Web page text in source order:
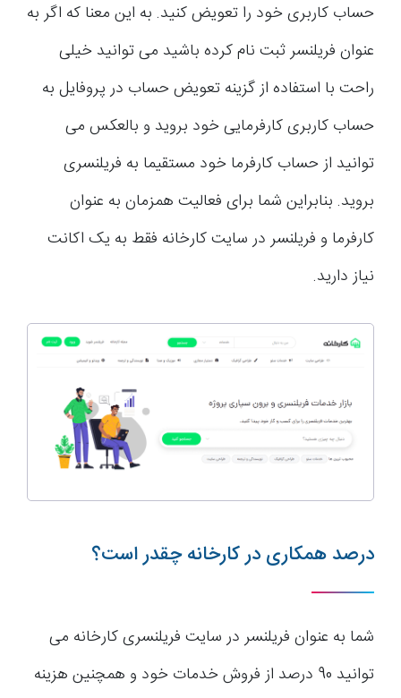
حساب کاربری خود را تعویض کنید. به این معنا که اگر به
عنوان فریلنسر ثبت نام کرده باشید می توانید خیلی
راحت با استفاده از گزینه تعویض حساب در پروفایل به
حساب کاربری کارفرمایی خود بروید و بالعکس می
توانید از حساب کارفرما خود مستقیما به فریلنسری
بروید. بنابراین شما برای فعالیت همزمان به عنوان
کارفرما و فریلنسر در سایت کارخانه فقط به یک اکانت
نیاز دارید.
درصد همکاری در کارخانه چقدر است؟
شما به عنوان فریلنسر در سایت فریلنسری کارخانه می
توانید 90 درصد از فروش خدمات خود و همچنین هزینه